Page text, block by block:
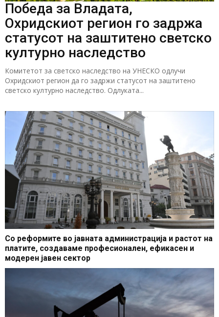
Победа за Владата,
Охридскиот регион го задржа
статусот на заштитено светско
културно наследство
Комитетот за светско наследство на УНЕСКО одлучи
Охридскиот регион да го задржи статусот на заштитено
светско културно наследство. Одлуката...
Со реформите во јавната администрација и растот на
платите, создаваме професионален, ефикасен и
модерен јавен сектор